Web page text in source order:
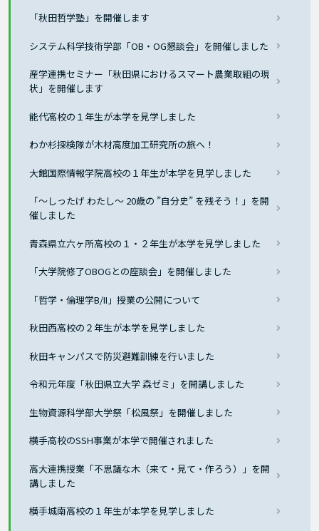
「秋田哲学塾」を開催します
システム科学技術学部「OB・OG懇談会」を開催しました
産学連携セミナー「秋田県におけるスマート農業取組の現
状」を開催します
能代高校の１年生が本学を見学しました
わか杉探検隊が木材高度加工研究所の旅へ！
大館国際情報学院高校の１年生が本学を見学しました
「～しったげ わたし～ 20歳の ”自分史” を残そう！」を開
催しました
青森県立六ヶ所高校の１・２年生が本学を見学しました
「大学院修了OBOGとの座談会」を開催しました
「哲学・倫理学B/II」授業の公開について
秋田西高校の２年生が本学を見学しました
秋田キャンパスで防災避難訓練を行いました
令和元年度「秋田県立大学 森ゼミ」を開講しました
生物資源科学部大学祭「松風祭」を開催しました
横手高校のSSH事業が本学で開催されました
高大連携授業「不思議な木（来て・見て・作ろう）」を開
講しました
横手城南高校の１年生が本学を見学しました